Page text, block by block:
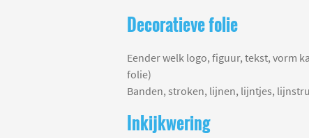
Decoratieve folie
Eender welk logo, figuur, tekst, vorm
folie)
Banden, stroken, lijnen, lijntjes,
Inkijkwering